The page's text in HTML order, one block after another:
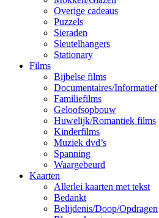
Overige cadeaus
Puzzels
Sieraden
Sleutelhangers
Stationary
Films
Bijbelse films
Documentaires/Informatief
Familiefilms
Geloofsopbouw
Huwelijk/Romantiek films
Kinderfilms
Muziek dvd’s
Spanning
Waargebeurd
Kaarten
Allerlei kaarten met tekst
Bedankt
Belijdenis/Doop/Opdragen